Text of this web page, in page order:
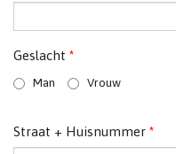
Geslacht *
Man Vrouw
Straat + Huisnummer *